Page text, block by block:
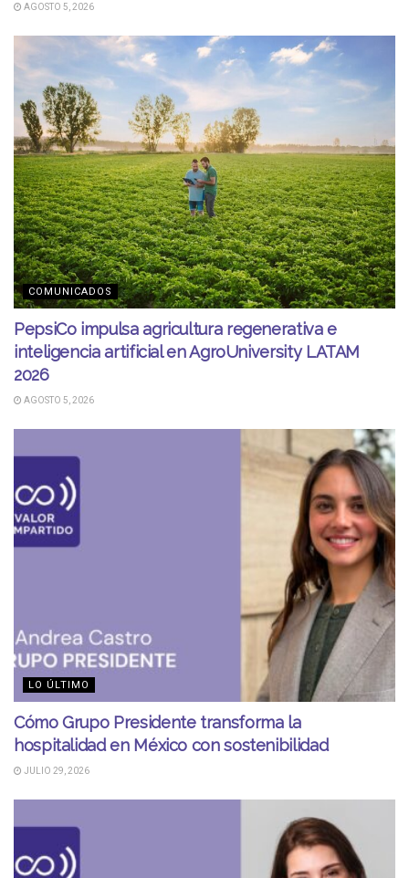
AGOSTO 5, 2026
COMUNICADOS
PepsiCo impulsa agricultura regenerativa e
inteligencia artificial en AgroUniversity LATAM
2026
AGOSTO 5, 2026
LO ÚLTIMO
Cómo Grupo Presidente transforma la
hospitalidad en México con sostenibilidad
JULIO 29, 2026